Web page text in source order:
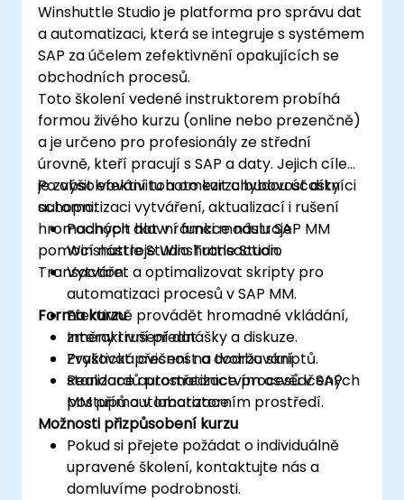
Winshuttle Studio je platforma pro správu dat
a automatizaci, která se integruje s systémem
SAP za účelem zefektivnění opakujících se
obchodních procesů.
Toto školení vedené instruktorem probíhá
formou živého kurzu (online nebo prezenčně)
a je určeno pro profesionály ze střední
úrovně, kteří pracují s SAP a daty. Jejich cílem
je zvýšit efektivitu a omezit chybovost díky
automatizaci vytváření, aktualizací i rušení
hromadných dat v rámci modulu SAP MM
pomocí nástroje Winshuttle Studio
Transaction.
Po absolvování tohoto kurzu budou účastníci
schopni:
Pochopit hlavní funkce nástroje
Winshuttle Studio Transaction.
Vytvářet a optimalizovat skripty pro
automatizaci procesů v SAP MM.
Efektivně provádět hromadné vkládání,
změny i rušení dat.
Zvyšovat přesnost a dodržování
standardů prostřednictvím osvědčených
postupů automatizace.
Forma kurzu
Interaktivní přednášky a diskuze.
Praktická cvičení na tvorbu skriptů.
Realizace automatizace procesů v SAP
MM přímo v laboratorním prostředí.
Možnosti přizpůsobení kurzu
Pokud si přejete požádat o individuálně
upravené školení, kontaktujte nás a
domluvíme podrobnosti.